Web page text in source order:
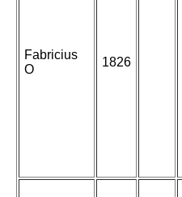
Fabricius
O
1826